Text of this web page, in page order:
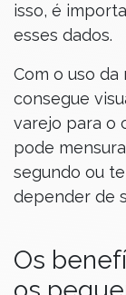
isso, é
esses dados.
Com o uso da
consegue
varejo para o
pode
segundo ou
depender de
Os